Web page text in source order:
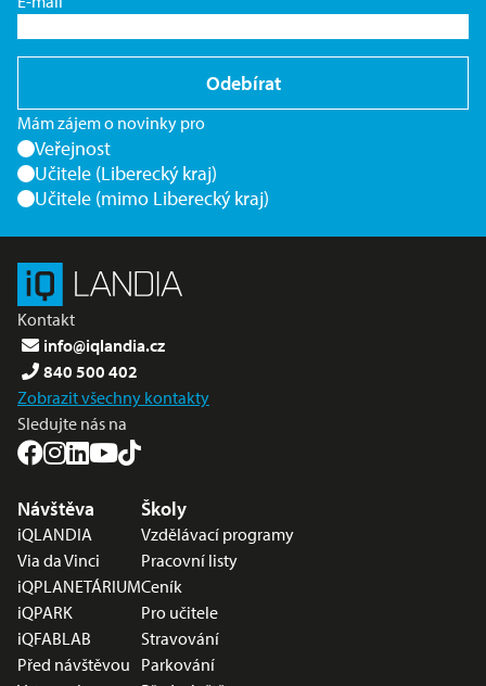
Odebírat
Mám zájem o novinky pro
Veřejnost
Učitele (Liberecký kraj)
Učitele (mimo Liberecký kraj)
Kontakt
info@iqlandia.cz
840 500 402
Zobrazit všechny kontakty
Sledujte nás na
Nabídka v zápatí
Návštěva
iQLANDIA
Via da Vinci
iQPLANETÁRIUM
iQPARK
iQFABLAB
Před návštěvou
Školy
Vzdělávací programy
Pracovní listy
Ceník
Pro učitele
Stravování
Parkování